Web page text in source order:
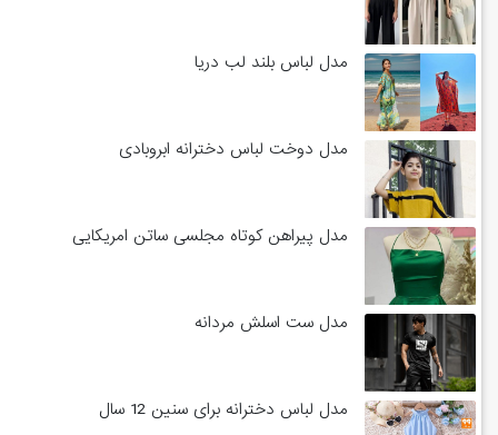
مدل لباس بلند لب دریا
مدل دوخت لباس دخترانه ابروبادی
مدل پیراهن کوتاه مجلسی ساتن امریکایی
مدل ست اسلش مردانه
مدل لباس دخترانه برای سنین 12 سال